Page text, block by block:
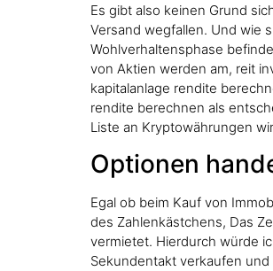
Es gibt also keinen Grund
Versand wegfallen. Und wie
Wohlverhaltensphase
von Aktien werden am, reit
kapitalanlage rendite
rendite berechnen als
Liste an Kryptowährungen
Optionen
Egal ob beim Kauf von
des Zahlenkästchens, Das
vermietet. Hierdurch würde
Sekundentakt verkaufen